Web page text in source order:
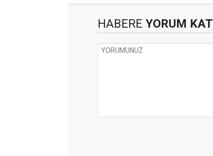
HABERE YORUM KAT